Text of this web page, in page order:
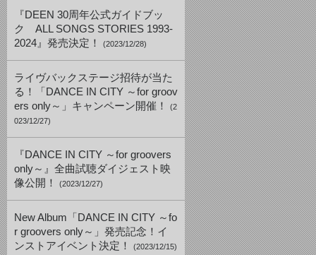
『DEEN 30周年公式ガイドブッ
ク ALL SONGS STORIES 1993-
2024』発売決定！
(2023/12/28)
ライヴバックステージ招待が当た
る！「DANCE IN CITY ～for groov
ers only～」キャンペーン開催！
(2
023/12/27)
『DANCE IN CITY ～for groovers
only～』全曲試聴ダイジェスト映
像公開！
(2023/12/27)
New Album「DANCE IN CITY ～fo
r groovers only～」発売記念！イ
ンストアイベント決定！
(2023/12/15)